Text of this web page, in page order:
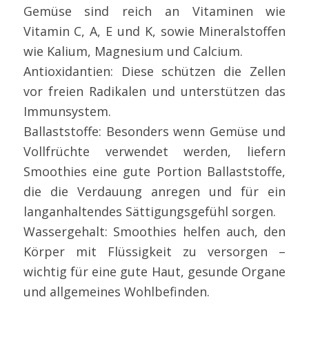
Gemüse sind reich an Vitaminen wie
Vitamin C, A, E und K, sowie Mineralstoffen
wie Kalium, Magnesium und Calcium.
Antioxidantien: Diese schützen die Zellen
vor freien Radikalen und unterstützen das
Immunsystem.
Ballaststoffe: Besonders wenn Gemüse und
Vollfrüchte verwendet werden, liefern
Smoothies eine gute Portion Ballaststoffe,
die die Verdauung anregen und für ein
langanhaltendes Sättigungsgefühl sorgen.
Wassergehalt: Smoothies helfen auch, den
Körper mit Flüssigkeit zu versorgen –
wichtig für eine gute Haut, gesunde Organe
und allgemeines Wohlbefinden.